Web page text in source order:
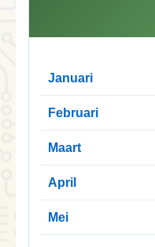
Januari
Februari
Maart
April
Mei